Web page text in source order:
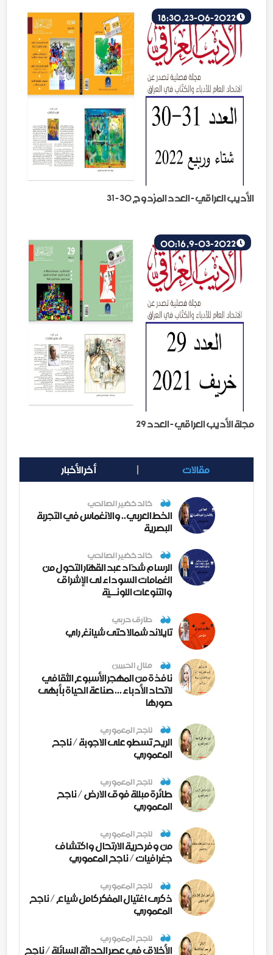
الأديب العراقي - العدد المزدوج 30 - 31
مجلة الأديب العراقي - العدد 29
مقالات أخر الأخبار
خالد خضير الصالحي
الخط العربي.. والانغماس في التجربة
البصرية
خالد خضير الصالحي
الرسام شدّاد عبد القهّار التحول من
الغمامات السوداء لى الإشراق
والتنوعات اللونــيّة
طارق حربي
تايلاند شمالا حتى شيانغ راي
منال الحسن
نافذة من المهجر الأسبوع الثقافي
لاتحاد الأدباء ... صناعة الحياة بأبهى
صورها
ناجح المعموري
الريح تسطو على الاجوبة / ناجح
المعموري
ناجح المعموري
طائرة مبللة فوق الارض / ناجح
المعموري
ناجح المعموري
من وفر حرية الارتحال واكتشاف
جغرافيات / ناجح المعموري
ناجح المعموري
ذكرى اغتيال المفكر كامل شياع / ناجح
المعموري
ناجح المعموري
الأخلاق في عصر الحداثة السائلة / ناجح